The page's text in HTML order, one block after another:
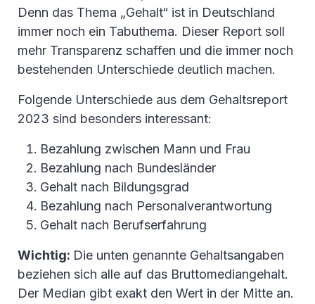
Denn das Thema „Gehalt“ ist in Deutschland
immer noch ein Tabuthema. Dieser Report soll
mehr Transparenz schaffen und die immer noch
bestehenden Unterschiede deutlich machen.
Folgende Unterschiede aus dem Gehaltsreport
2023 sind besonders interessant:
Bezahlung zwischen Mann und Frau
Bezahlung nach Bundesländer
Gehalt nach Bildungsgrad
Bezahlung nach Personalverantwortung
Gehalt nach Berufserfahrung
Wichtig: Die unten genannte Gehaltsangaben
beziehen sich alle auf das Bruttomediangehalt.
Der Median gibt exakt den Wert in der Mitte an.